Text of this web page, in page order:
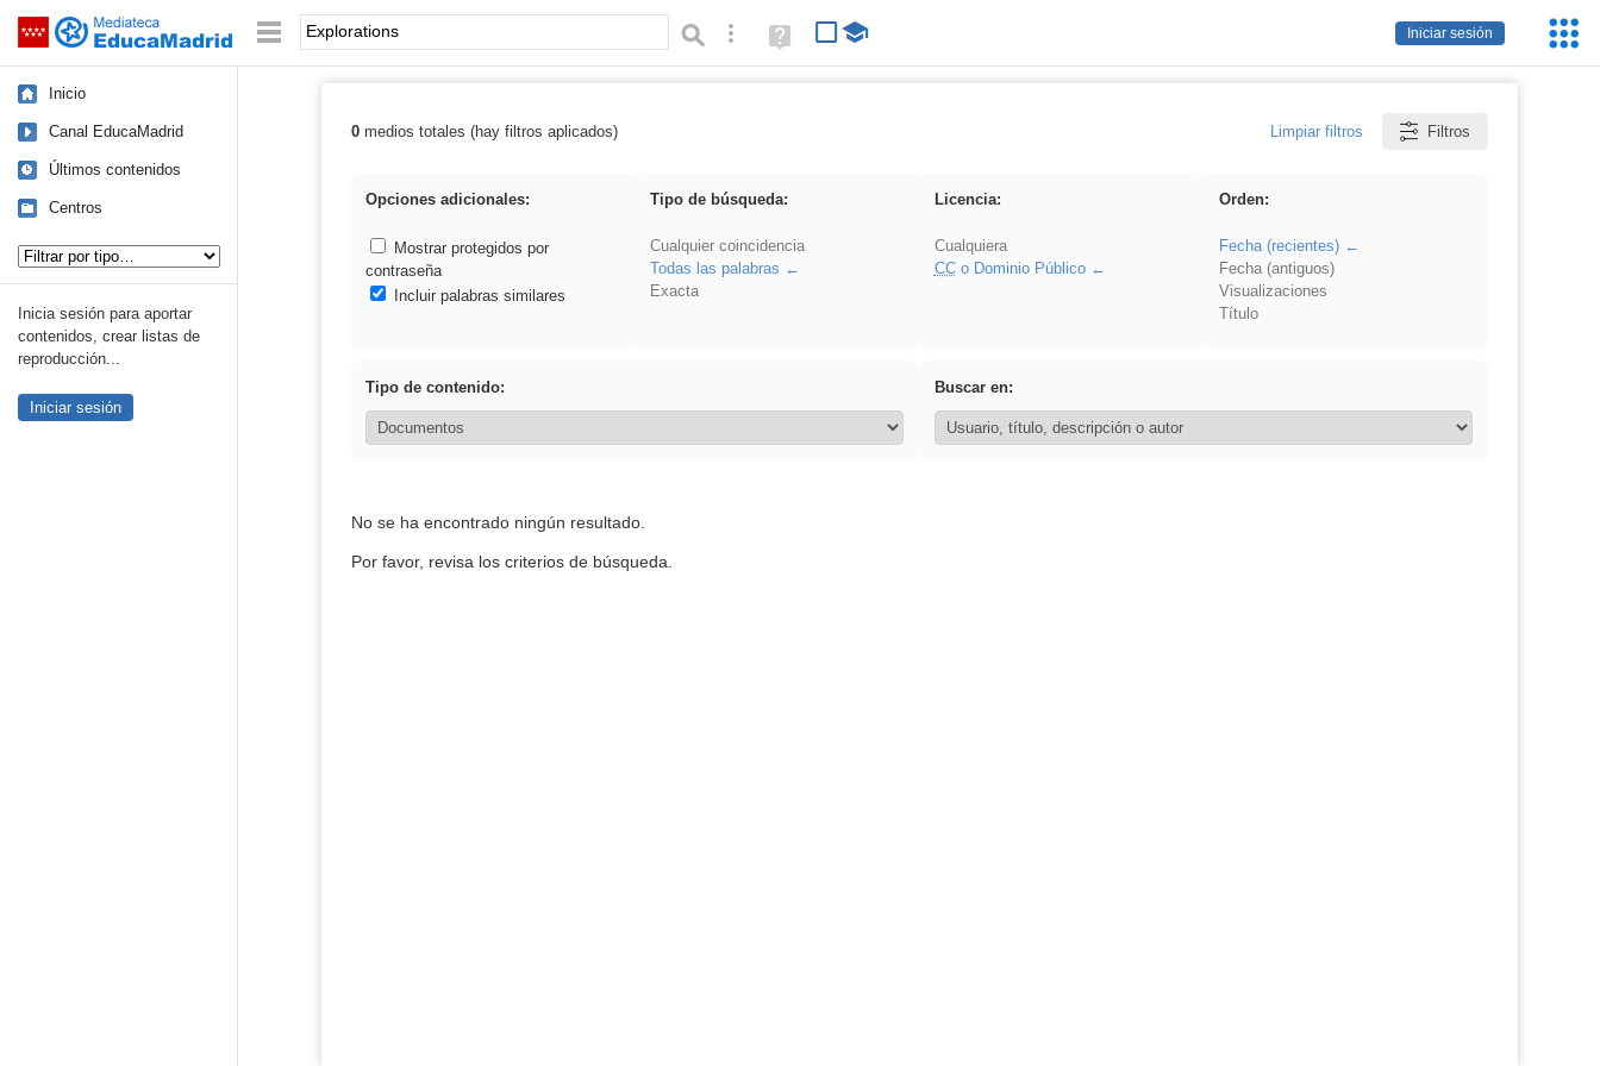
Saltar navegación
Iniciar sesión
Palabra o frase: Búsqueda avanzada
Ayuda
(en
Inicio
Canal EducaMadrid
Últimos contenidos
Centros
Inicia sesión para aportar
contenidos, crear listas de
reproducción...
Iniciar sesión
Resultados de: Explorations
0medios totales (hay filtros aplicados) Limpiar filtros Filtros
Opciones adicionales:
Mostrar protegidos por
contraseña
Incluir palabras similares
Tipo de búsqueda:
Cualquier coincidencia
Todas las palabras
Exacta
Licencia:
Cualquiera
CCo Dominio Público
Orden:
Fecha (recientes)
Fecha (antiguos)
Visualizaciones
Título
Tipo de contenido: Buscar en:
No se ha encontrado ningún resultado.
Por favor, revisa los criterios de búsqueda.